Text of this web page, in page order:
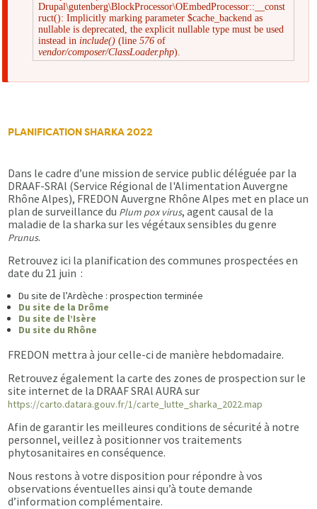
Message
d'erreur
Drupal\gutenberg\BlockProcessor\OEmbedProcessor::__const
ruct(): Implicitly marking parameter $cache_backend as
nullable is deprecated, the explicit nullable type must be used
instead in include() (line576 of
vendor/composer/ClassLoader.php).
PLANIFICATION SHARKA 2022
Dans le cadre d’une mission de service public déléguée par la
DRAAF-SRAl (Service Régional de l'Alimentation Auvergne
Rhône Alpes), FREDON Auvergne Rhône Alpes met en place un
plan de surveillance du Plum pox virus, agent causal de la
maladie de la sharka sur les végétaux sensibles du genre
Prunus.
Retrouvez ici la planification des communes prospectées en
date du 21 juin :
Du site de l’Ardèche : prospection terminée
Du site de la Drôme
Du site de l’Isère
Du site du Rhône
FREDON mettra à jour celle-ci de manière hebdomadaire.
Retrouvez également la carte des zones de prospection sur le
site internet de la DRAAF SRAl AURA sur
https://carto.datara.gouv.fr/1/carte_lutte_sharka_2022.map
Afin de garantir les meilleures conditions de sécurité à notre
personnel, veillez à positionner vos traitements
phytosanitaires en conséquence.
Nous restons à votre disposition pour répondre à vos
observations éventuelles ainsi qu’à toute demande
d’information complémentaire.